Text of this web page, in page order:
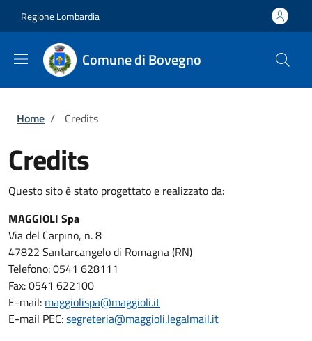
Regione Lombardia
Comune di Bovegno
Briciole di pane
Home / Credits
Credits
Questo sito è stato progettato e realizzato da:
MAGGIOLI Spa
Via del Carpino, n. 8
47822 Santarcangelo di Romagna (RN)
Telefono: 0541 628111
Fax: 0541 622100
E-mail: maggiolispa@maggioli.it
E-mail PEC:segreteria@maggioli.legalmail.it